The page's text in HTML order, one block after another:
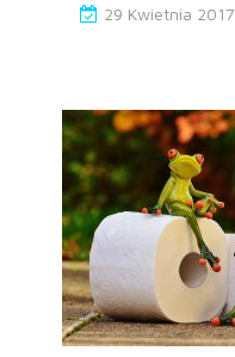
29 Kwietnia 2017